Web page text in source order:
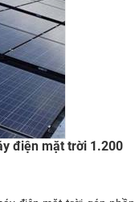
điện mặt trời 1.200